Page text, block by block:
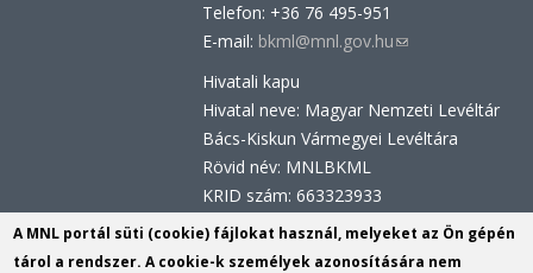
Telefon: +36 76 495-951
E-mail: bkml@mnl.gov.hu(link
mail)
Hivatali kapu
Hivatal neve: Magyar Nemzeti Levéltár
Bács-Kiskun Vármegyei Levéltára
Rövid név: MNLBKML
KRID szám: 663323933
Hivatali kapu - Központi Érkeztetési
Rendszer (KÉR)
A MNL portál süti (cookie) fájlokat használ, melyeket az Ön gépén
tárol a rendszer. A cookie-k személyek azonosítására nem